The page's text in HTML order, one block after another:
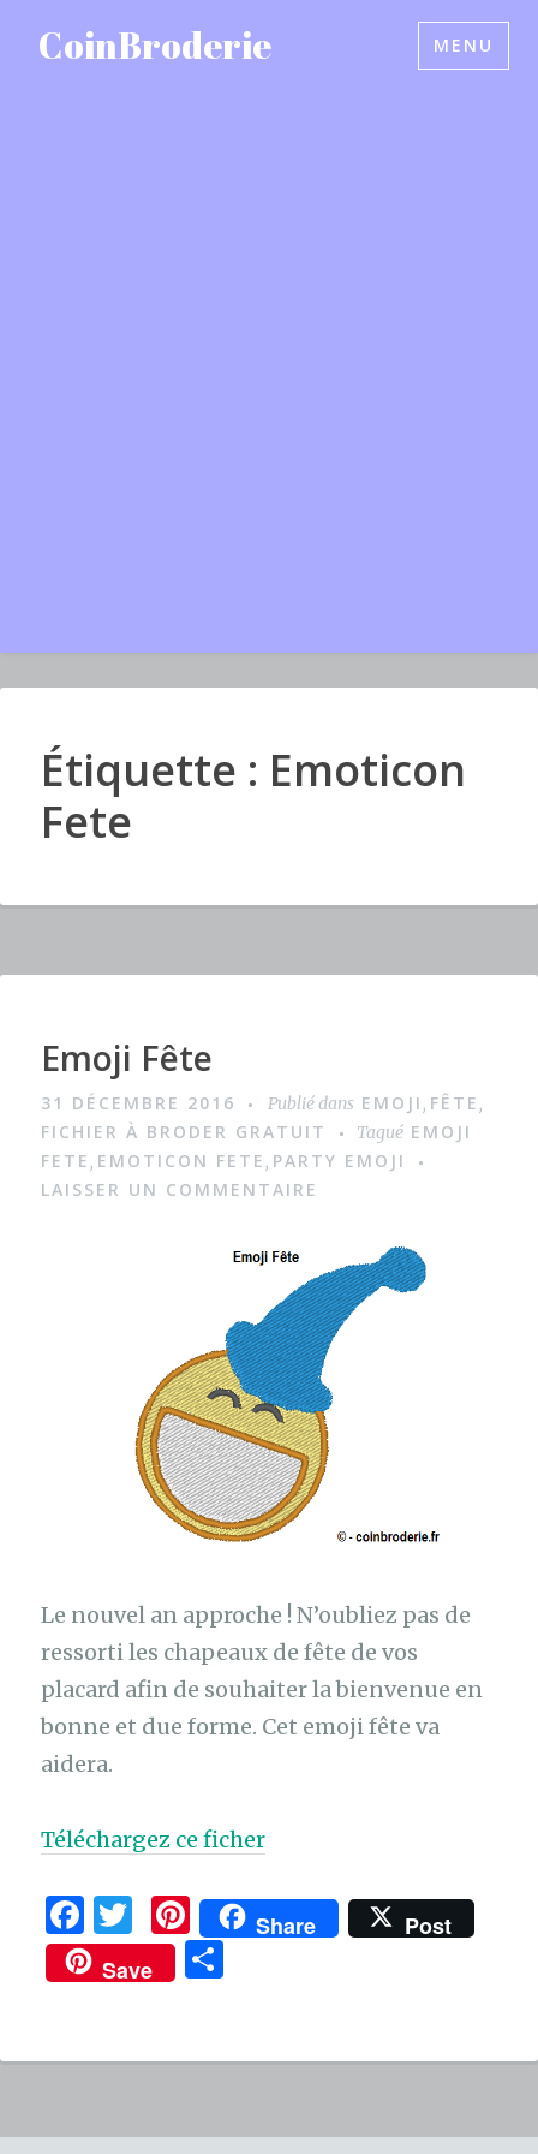
CoinBroderie MENU
Étiquette : Emoticon
Fete
I
a
g
e
Emoji Fête
31 DÉCEMBRE 2016 Publié dans EMOJI, FÊTE,
FICHIER À BRODER GRATUIT Tagué EMOJI
FETE, EMOTICON FETE, PARTY EMOJI
LAISSER UN COMMENTAIRE
Le nouvel an approche ! N’oubliez pas de
ressorti les chapeaux de fête de vos
placard afin de souhaiter la bienvenue en
bonne et due forme. Cet emoji fête va
aidera.
Téléchargez ce ficher
F
a
c
b
T
w
it
r
Pi
n
te
st
Share
Post
Save
g